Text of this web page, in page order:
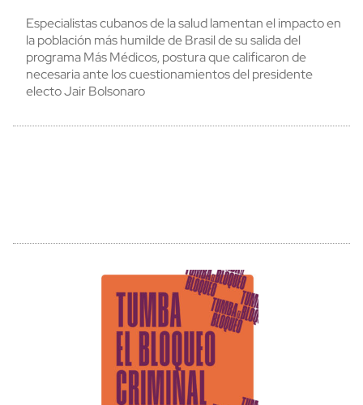
Especialistas cubanos de la salud lamentan el impacto en
la población más humilde de Brasil de su salida del
programa Más Médicos, postura que calificaron de
necesaria ante los cuestionamientos del presidente
electo Jair Bolsonaro